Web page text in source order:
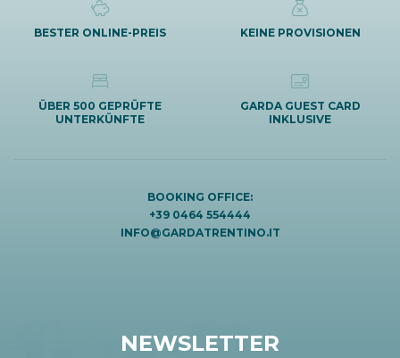
BESTER ONLINE-PREIS KEINE PROVISIONEN
ÜBER 500 GEPRÜFTE
UNTERKÜNFTE
GARDA GUEST CARD
INKLUSIVE
BOOKING OFFICE:
+39 0464 554444
INFO@GARDATRENTINO.IT
NEWSLETTER